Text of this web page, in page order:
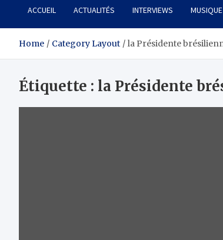
ACCUEIL ACTUALITÉS INTERVIEWS MUSIQUE
Home Category Layout la Présidente
Étiquette : la Présidente